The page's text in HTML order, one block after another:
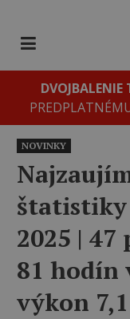
DVOJBALENIE
NOVINKY
štatistiky
2025 ‎|
81 hodín
výkon